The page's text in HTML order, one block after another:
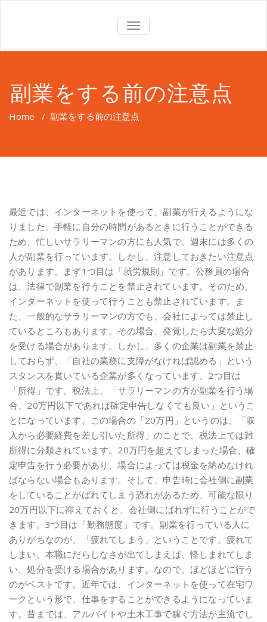
TOGGLE
NAVIGATION
副業をする前の注意点
Home / 副業をする前の注意点
最近では、インターネットを使って、副業が行えるようにな
りました。手軽に自分の時間があるときに行うことができる
ため、忙しいサラリーマンの方にも人気で、週末には多くの
人が副業を行っています。しかし、注意しておきたい注意点
があります。まず1つ目は「就労規則」です。公務員の場合
は、法律で副業を行うことを禁止されています。そのため、
インターネットを使って行うことも禁止されています。ま
た、一般的なサラリーマンの方でも、会社によっては禁止し
ているところもあります。その場合、発覚したら大変な処分
を受ける場合があります。しかし、多くの企業は副業を禁止
しておらず、「自社の業務に支障がなければ認める」という
スタンスを貫いている企業が多くなっています。2つ目は
「所得」です。税法上、「サラリーマンの方が副業を行う場
合、20万円以下であれば確定申告しなくても良い」というこ
とになっています。この場合の「20万円」というのは、「収
入から必要経費を差し引いた所得」のことで、税法上では雑
所得に分類されています。20万円を超えてしまった場合、確
定申告を行う必要があり、場合によっては税金を納めなけれ
ばならない場合もあります。そして、申告時に会社側に副業
をしていることがばれてしまう恐れがあるため、可能な限り
20万円以下に抑えておくと、会社側にばれずに行うことがで
きます。3つ目は「勤務態度」です。副業を行っている人に
ありがちなのが、「疲れてしまう」ということです。疲れて
しまい、本職にだらしなさが出てしまえば、怪しまれてしま
い、処分を受ける場合があります。なので、ほどほどに行う
のがベストです。近年では、インターネットを使って在宅ワ
ークという形で、仕事をすることができるようになっていま
す。昔までは、アルバイトや土木工事で稼ぐ方法が主流でし